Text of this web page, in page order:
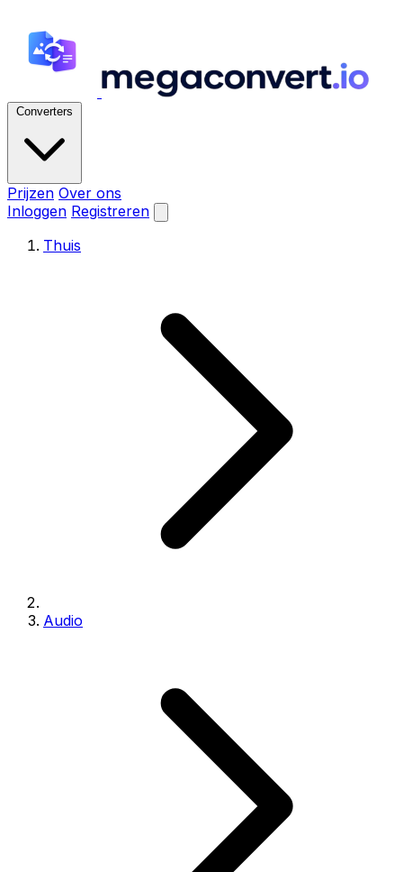
Converters
Prijzen Over ons
Inloggen Registreren
Thuis
Audio